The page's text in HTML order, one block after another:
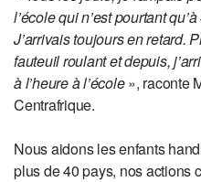
l’école qui n’est pourtant
J’arrivais toujours en retard.
fauteuil roulant et depuis,
à l’heure à l’école», raconte
Centrafrique.
Nous aidons les enfants
plus de 40 pays, nos actions